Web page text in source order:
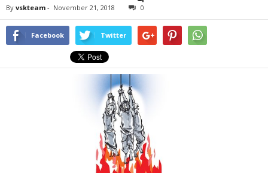
By vskteam - November 21, 2018 0
Facebook Twitter